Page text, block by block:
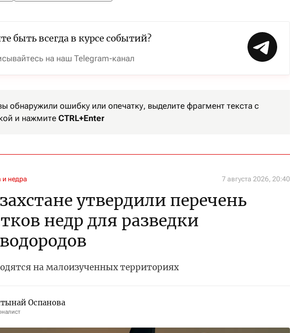
быть всегда в курсе событий?
на наш Telegram-канал
обнаружили ошибку или опечатку, выделите фрагмент текста с
и нажмите CTRL+Enter
и недра 7 августа 2026, 20:40
утвердили перечень
недр для разведки
на малоизученных территориях
Оспанова